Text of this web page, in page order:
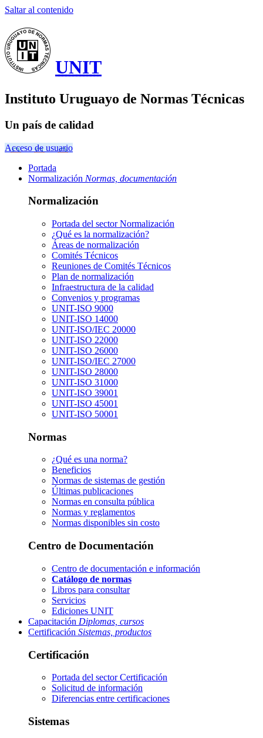
Saltar al contenido
UNIT
Instituto Uruguayo de Normas Técnicas
Un país de calidad
Acceso de usuario
Portada
Normalización Normas, documentación
Normalización
Portada del sectorNormalización
¿Qué es la normalización?
Áreas de normalización
Comités Técnicos
Reuniones de Comités Técnicos
Plan de normalización
Infraestructura de la calidad
Convenios y programas
UNIT-ISO 9000
UNIT-ISO 14000
UNIT-ISO/IEC 20000
UNIT-ISO 22000
UNIT-ISO 26000
UNIT-ISO/IEC 27000
UNIT-ISO 28000
UNIT-ISO 31000
UNIT-ISO 39001
UNIT-ISO 45001
UNIT-ISO 50001
Normas
¿Qué es una norma?
Beneficios
Normas de sistemas de gestión
Últimas publicaciones
Normas en consulta pública
Normas y reglamentos
Normas disponibles sin costo
Centro de Documentación
Centro de documentación e información
Catálogo de normas
Libros para consultar
Servicios
Ediciones UNIT
Capacitación Diplomas, cursos
Certificación Sistemas, productos
Certificación
Portada del sectorCertificación
Solicitud de información
Diferencias entre certificaciones
Sistemas